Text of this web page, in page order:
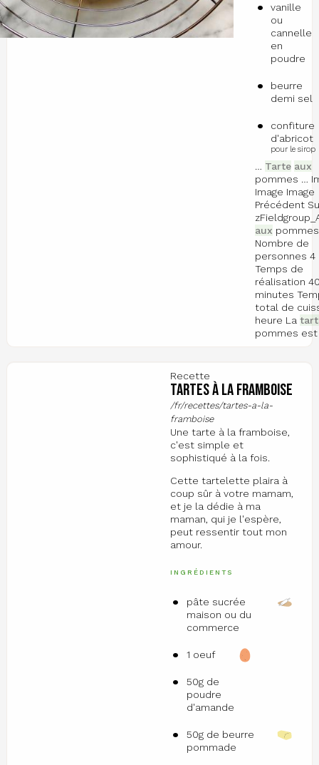
vanille
ou
cannelle
en
poudre
beurre
demi sel
confiture
d'abricot
pour le sirop
… Tarte aux
pommes …
Image Image
Précédent
aux pommes
Nombre de
personnes 4
Temps de
réalisation
minutes
total de
heure La
pommes
Recette
Tartes à la framboise
/fr/recettes/tartes-a-la-
framboise
Une tarte à la framboise,
c'est simple et
sophistiqué à la fois.
Cette tartelette plaira à
coup sûr à votre mamam,
et je la dédie à ma
maman, qui je l'espère,
peut ressentir tout mon
amour.
INGRÉDIENTS
pâte sucrée
maison ou du
commerce
1 oeuf
50g de
poudre
d'amande
50g de beurre
pommade